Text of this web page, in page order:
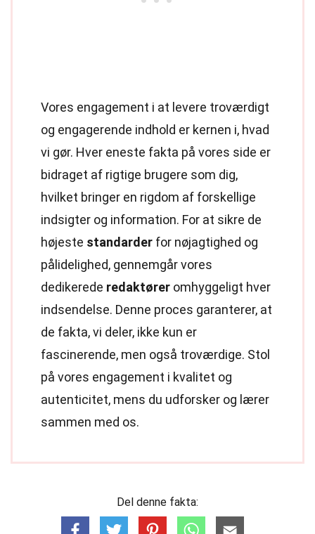
Vores engagement i at levere troværdigt
og engagerende indhold er kernen i, hvad
vi gør. Hver eneste fakta på vores side er
bidraget af rigtige brugere som dig,
hvilket bringer en rigdom af forskellige
indsigter og information. For at sikre de
højeste standarder for nøjagtighed og
pålidelighed, gennemgår vores
dedikerede redaktører omhyggeligt hver
indsendelse. Denne proces garanterer, at
de fakta, vi deler, ikke kun er
fascinerende, men også troværdige. Stol
på vores engagement i kvalitet og
autenticitet, mens du udforsker og lærer
sammen med os.
Del denne fakta: